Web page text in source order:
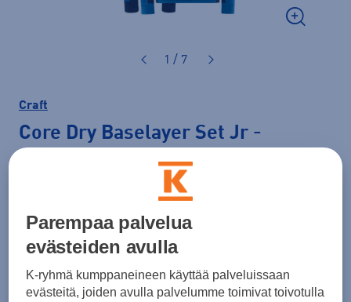
1 / 7
Craft
Core Dry Baselayer Set Jr -
Väri Tummansininen
Parempaa palvelua
evästeiden avulla
K-ryhmä kumppaneineen käyttää palveluissaan
evästeitä, joiden avulla palvelumme toimivat toivotulla